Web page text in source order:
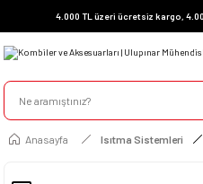
4.000 TL üzeri ücretsiz kargo,
Anasayfa Isıtma Sistemleri